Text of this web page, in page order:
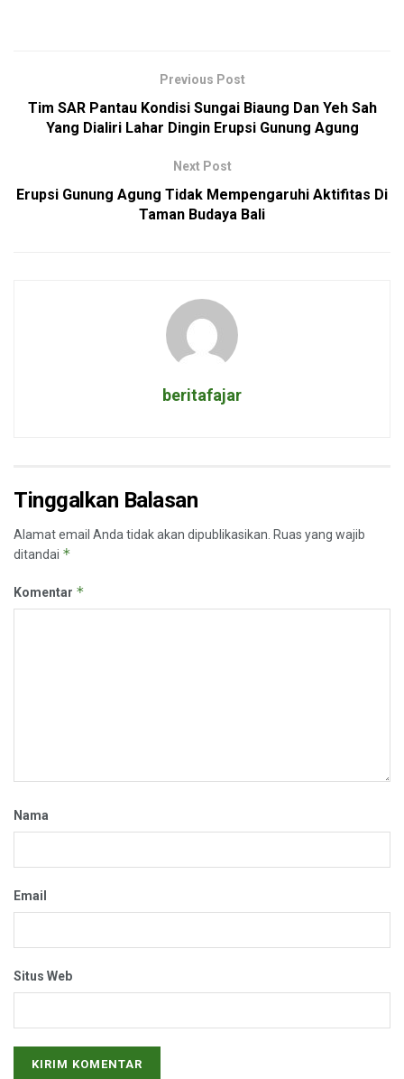
Previous Post
Tim SAR Pantau Kondisi Sungai Biaung Dan Yeh Sah
Yang Dialiri Lahar Dingin Erupsi Gunung Agung
Next Post
Erupsi Gunung Agung Tidak Mempengaruhi Aktifitas Di
Taman Budaya Bali
beritafajar
Tinggalkan Balasan
Alamat email Anda tidak akan dipublikasikan. Ruas yang wajib
ditandai *
Komentar *
Nama
Email
Situs Web